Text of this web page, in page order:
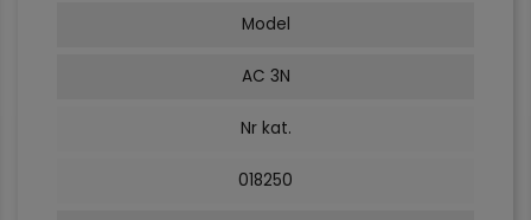
Model
AC 3N
Nr kat.
018250